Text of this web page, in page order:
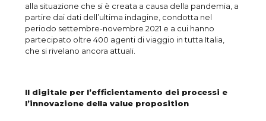
alla situazione che si è creata a causa della pandemia, a
partire dai dati dell’ultima indagine, condotta nel
periodo settembre-novembre 2021 e a cui hanno
partecipato oltre 400 agenti di viaggio in tutta Italia,
che si rivelano ancora attuali.
Il digitale per l’efficientamento dei processi e
l’innovazione della value proposition